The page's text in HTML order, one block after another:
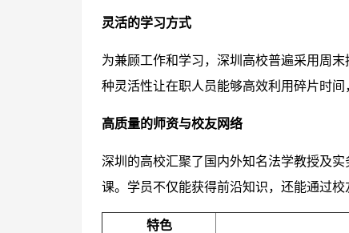
灵活的学习方式
为兼顾工作和学习，深圳高校普遍采用周
种灵活性让在职人员能够高效利用碎片时间
高质量的师资与校友网络
深圳的高校汇聚了国内外知名法学教授及
课。学员不仅能获得前沿知识，还能通过
特色